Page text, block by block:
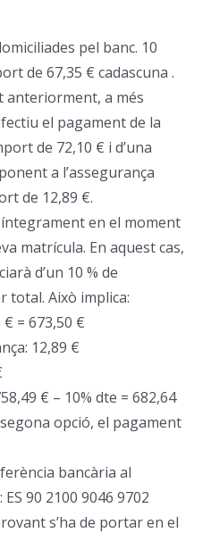
pel banc. 10
de 67,35 € cadascuna .
anteriorment, a més
el pagament de la
de 72,10 € i d’una
a l’assegurança
de 12,89 €.
en el moment
matrícula. En aquest cas,
d’un 10 % de
total. Això implica:
= 673,50 €
12,89 €
€ – 10% dte = 682,64
opció, el pagament
bancària al
90 2100 9046 9702
s’ha de portar en el